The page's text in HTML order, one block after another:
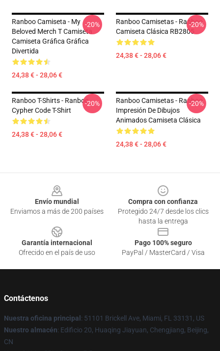
Ranboo Camiseta - My
Beloved Merch T Camiseta
Camiseta Gráfica Gráfica
Divertida
24,38 € - 28,06 €
-20%
Ranboo Camisetas - Ranboo
Camiseta Clásica RB2805
24,38 € - 28,06 €
-20%
Ranboo T-Shirts - Ranboo
Cypher Code T-Shirt
24,38 € - 28,06 €
-20%
Ranboo Camisetas - Ranboo
Impresión De Dibujos
Animados Camiseta Clásica
24,38 € - 28,06 €
-20%
Envío mundial
Enviamos a más de 200 países
Compra con confianza
Protegido 24/7 desde los clics
hasta la entrega
Garantía internacional
Ofrecido en el país de uso
Pago 100% seguro
PayPal / MasterCard / Visa
Contáctenos
Nuestra oficina principal : 51101 Brickell Ave, Miami, FL 33131, US
Nuestro almacén: Edificio 20, Huaqing Jiayuan, Chengjiang, Beijing,
CN